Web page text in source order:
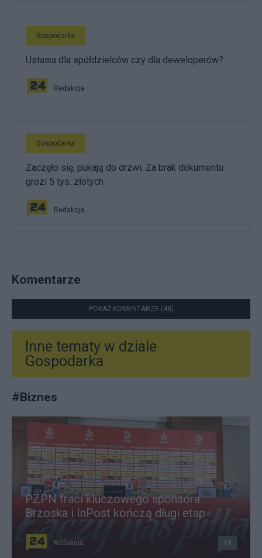
Gospodarka
Ustawa dla spółdzielców czy dla deweloperów?
Redakcja
Gospodarka
Zaczęło się, pukają do drzwi. Za brak dokumentu
grozi 5 tys. złotych
Redakcja
Komentarze
POKAŻ KOMENTARZE (48)
Inne tematy w dziale
Gospodarka
#Biznes
PZPN traci kluczowego sponsora.
Brzoska i InPost kończą długi etap
Redakcja 18